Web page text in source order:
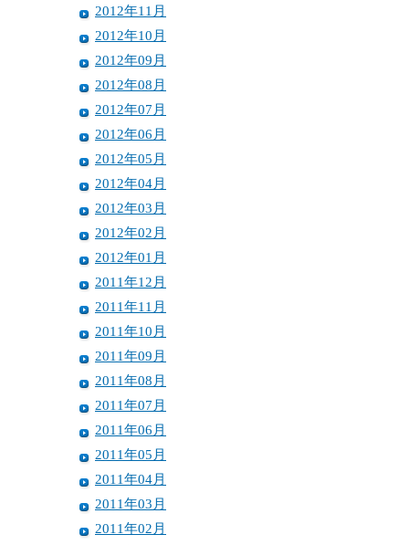
2012年11月
2012年10月
2012年09月
2012年08月
2012年07月
2012年06月
2012年05月
2012年04月
2012年03月
2012年02月
2012年01月
2011年12月
2011年11月
2011年10月
2011年09月
2011年08月
2011年07月
2011年06月
2011年05月
2011年04月
2011年03月
2011年02月